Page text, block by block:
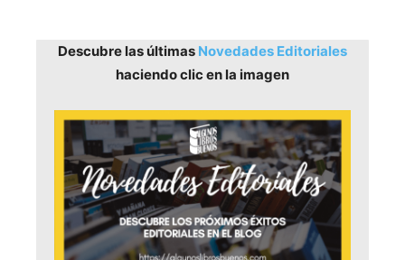
Descubre las últimas Novedades Editoriales
haciendo clic en la imagen